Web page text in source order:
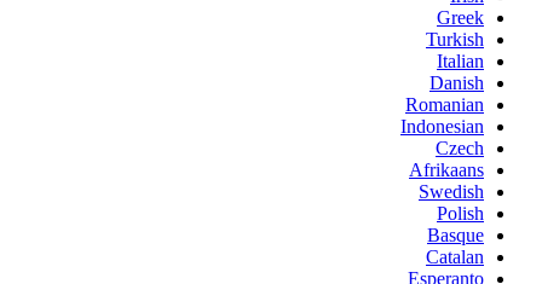
Greek
Turkish
Italian
Danish
Romanian
Indonesian
Czech
Afrikaans
Swedish
Polish
Basque
Catalan
Esperanto